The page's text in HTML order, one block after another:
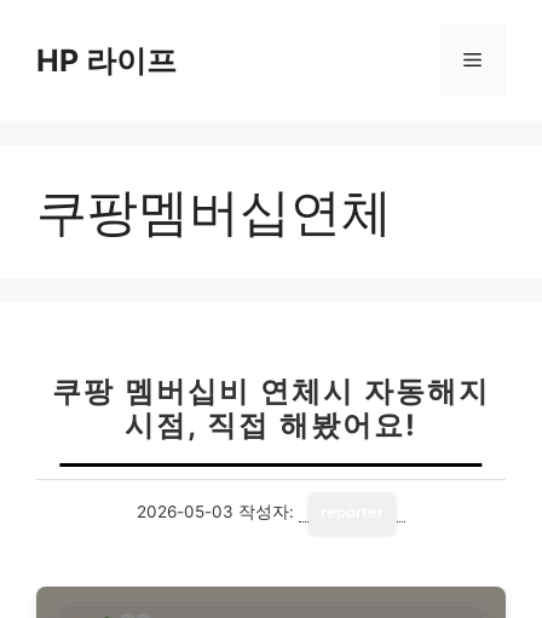
HP 라이프 메
쿠팡멤버십연체
쿠팡 멤버십비 연체시 자동해지
시점, 직접 해봤어요!
2026-05-03 작성자: